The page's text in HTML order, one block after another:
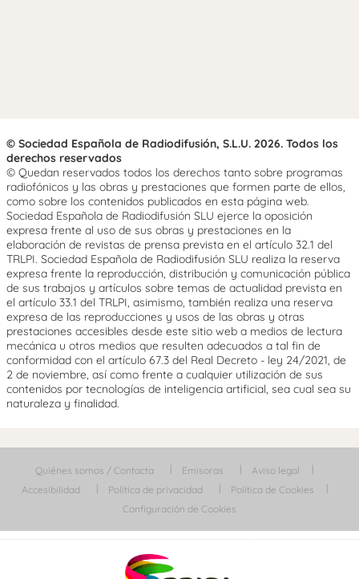
© Sociedad Española de Radiodifusión, S.L.U. 2026. Todos los
derechos reservados
© Quedan reservados todos los derechos tanto sobre programas
radiofónicos y las obras y prestaciones que formen parte de ellos,
como sobre los contenidos publicados en esta página web.
Sociedad Española de Radiodifusión SLU ejerce la oposición
expresa frente al uso de sus obras y prestaciones en la
elaboración de revistas de prensa prevista en el artículo 32.1 del
TRLPI. Sociedad Española de Radiodifusión SLU realiza la reserva
expresa frente la reproducción, distribución y comunicación pública
de sus trabajos y artículos sobre temas de actualidad prevista en
el artículo 33.1 del TRLPI, asimismo, también realiza una reserva
expresa de las reproducciones y usos de las obras y otras
prestaciones accesibles desde este sitio web a medios de lectura
mecánica u otros medios que resulten adecuados a tal fin de
conformidad con el artículo 67.3 del Real Decreto - ley 24/2021, de
2 de noviembre, así como frente a cualquier utilización de sus
contenidos por tecnologías de inteligencia artificial, sea cual sea su
naturaleza y finalidad.
Quiénes somos / Contacta Emisoras
Aviso legal
Accesibilidad
Política de privacidad
Política de Cookies
Configuración de Cookies